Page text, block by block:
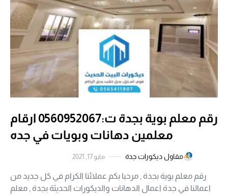
رقم معلم بوية بجدة ت:0560952067 ارقام
معلمين دهانات وبويات في جده
مقاول ديكورات جدة مايو 17, 2021
رقم معلم بوية بجدة , مرحبا بكم عملائنا الكرام في كل جديد من
اعمالنا في جدة اعمال الدهانات والديكورات الحديثة بجدة , معلم